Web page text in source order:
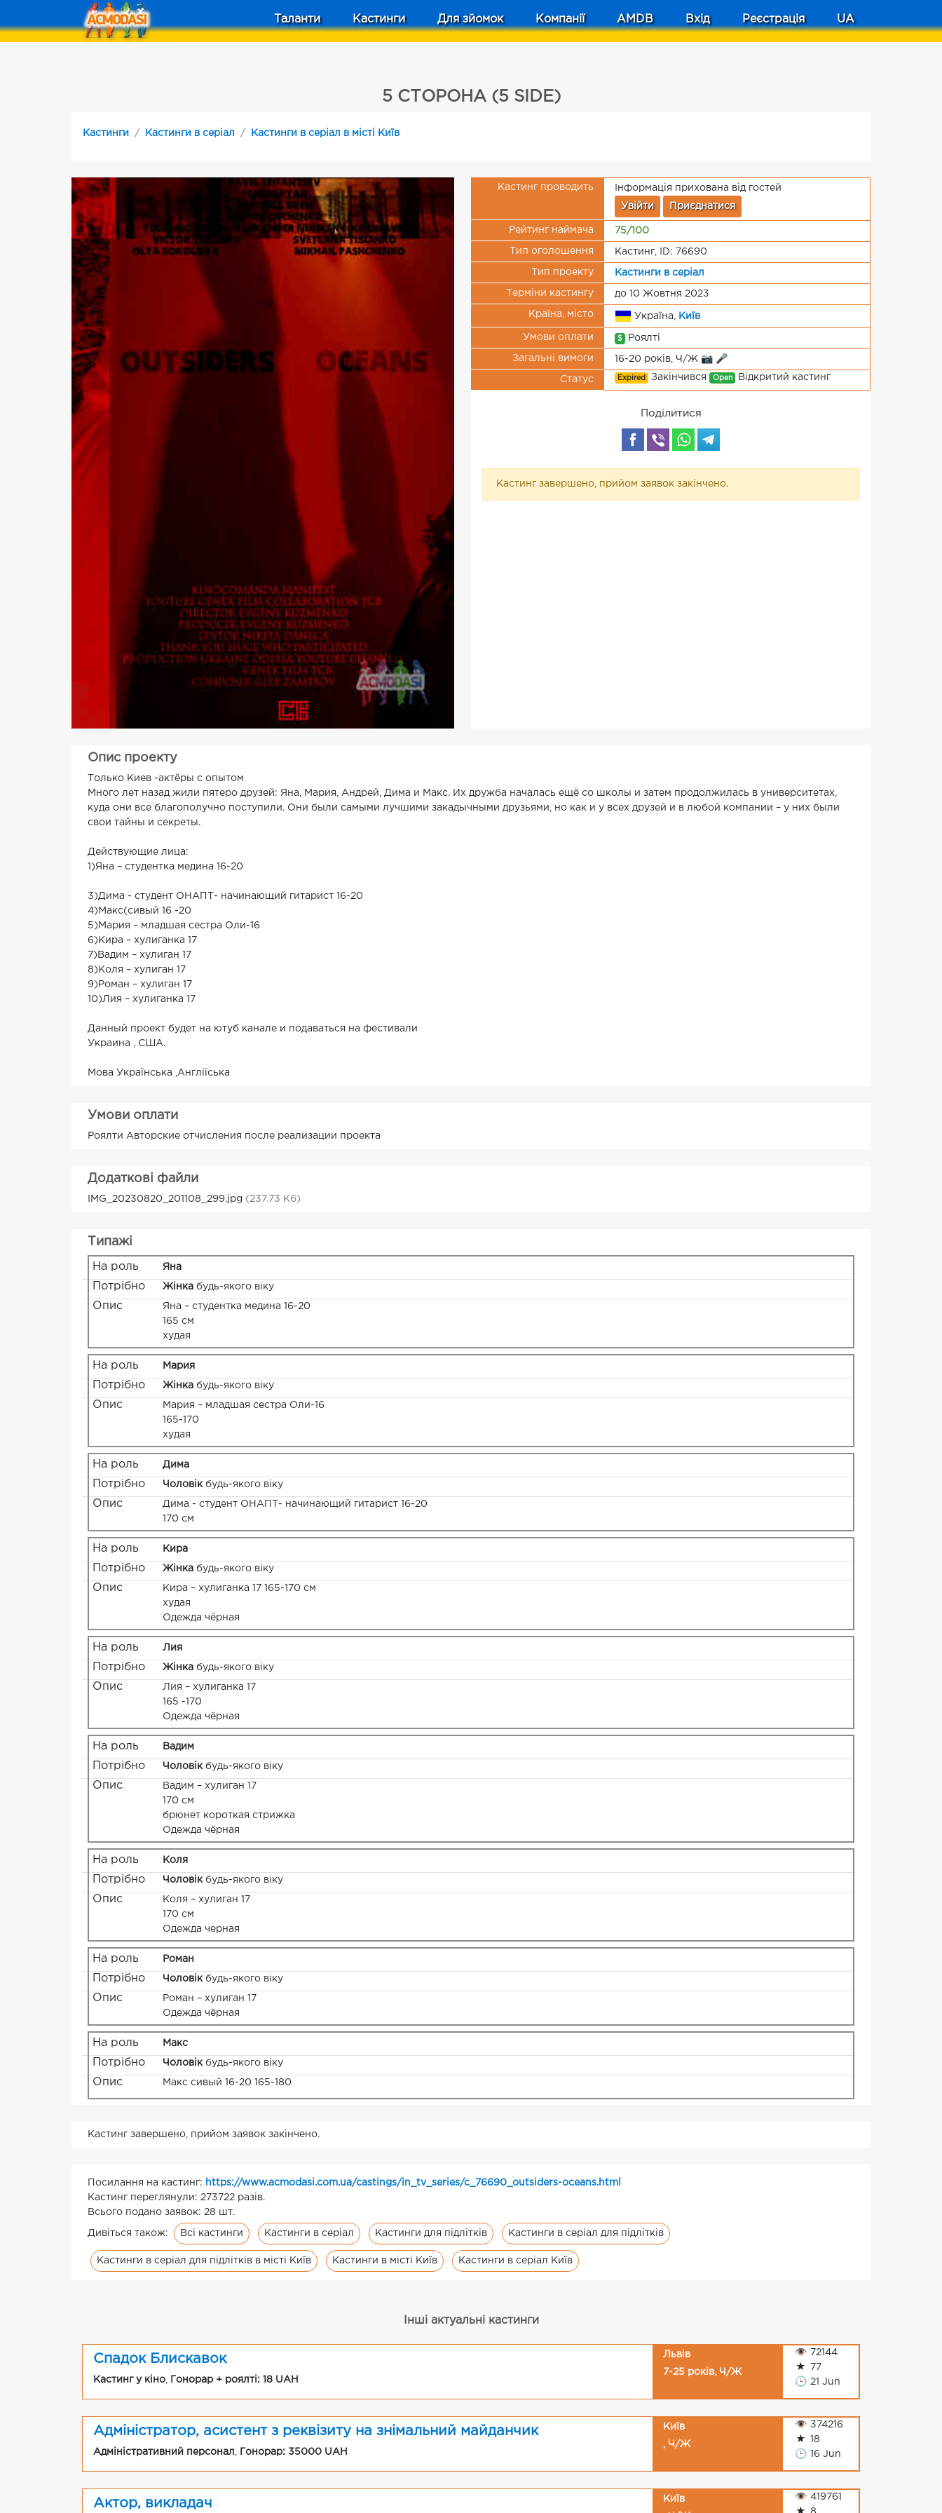
Таланти Кастинги Для зйомок Компанії AMDB Вхід Реєстрація UA
5 СТОРОНА (5 SIDE)
Кастинги Кастинги в серіал Кастинги в серіал в місті Київ
Кастинг проводить Інформація прихована від гостей
Увійти Приєднатися
Рейтинг наймача 75/100
Тип оголошення Кастинг, ID: 76690
Тип проекту Кастинги в серіал
Терміни кастингу до 10 Жовтня 2023
Країна, місто Україна, Київ
Умови оплати $ Роялті
Загальні вимоги 16-20 років, Ч/Ж 📷 🎤
Статус Expired Закінчився Open Відкритий кастинг
Поділитися
Кастинг завершено, прийом заявок закінчено.
Опис проекту
Только Киев -актёры с опытом
Много лет назад жили пятеро друзей: Яна, Мария, Андрей, Дима и Макс. Их дружба началась ещё со школы и затем продолжилась в университетах,
куда они все благополучно поступили. Они были самыми лучшими закадычными друзьями, но как и у всех друзей и в любой компании – у них были
свои тайны и секреты.
Действующие лица:
1)Яна – студентка медина 16-20
3)Дима - студент ОНАПТ- начинающий гитарист 16-20
4)Макс(сивый 16 -20
5)Мария – младшая сестра Оли-16
6)Кира – хулиганка 17
7)Вадим – хулиган 17
8)Коля – хулиган 17
9)Роман – хулиган 17
10)Лия – хулиганка 17
Данный проект будет на ютуб канале и подаваться на фестивали
Украина , США.
Мова Українська ,Англіїська
Умови оплати
Роялти Авторские отчисления после реализации проекта
Додаткові файли
IMG_20230820_201108_299.jpg (237.73 Кб)
Типажі
На роль Яна
Потрібно Жінка будь-якого віку
Опис
Яна – студентка медина 16-20
165 см
худая
На роль Мария
Потрібно Жінка будь-якого віку
Опис
Мария – младшая сестра Оли-16
165-170
худая
На роль Дима
Потрібно Чоловік будь-якого віку
Опис
Дима - студент ОНАПТ- начинающий гитарист 16-20
170 см
На роль Кира
Потрібно Жінка будь-якого віку
Опис
Кира – хулиганка 17 165-170 см
худая
Одежда чёрная
На роль Лия
Потрібно Жінка будь-якого віку
Опис
Лия – хулиганка 17
165 -170
Одежда чёрная
На роль Вадим
Потрібно Чоловік будь-якого віку
Опис
Вадим – хулиган 17
170 см
брюнет короткая стрижка
Одежда чёрная
На роль Коля
Потрібно Чоловік будь-якого віку
Опис
Коля – хулиган 17
170 см
Одежда черная
На роль Роман
Потрібно Чоловік будь-якого віку
Опис
Роман – хулиган 17
Одежда чёрная
На роль Макс
Потрібно Чоловік будь-якого віку
Опис Макс сивый 16-20 165-180
Кастинг завершено, прийом заявок закінчено.
Посилання на кастинг: https://www.acmodasi.com.ua/castings/in_tv_series/c_76690_outsiders-oceans.html
Кастинг переглянули: 273722 разів.
Всього подано заявок: 28 шт.
Дивіться також: Всі кастинги Кастинги в серіал Кастинги для підлітків Кастинги в серіал для підлітків
Кастинги в серіал для підлітків в місті Київ Кастинги в місті Київ Кастинги в серіал Київ
Інші актуальні кастинги
Спадок Блискавок
Кастинг у кіно Гонорар + роялті: 18 UAH
Львів
7-25 років, Ч/Ж
👁
72144
★
77
🕒 21 Jun
Адміністратор, асистент з реквізиту на знімальний майданчик
Адміністративний персонал Гонорар: 35000 UAH
Київ
, Ч/Ж
👁 374216
★
18
🕒
16 Jun
Актор, викладач Київ 👁 419761